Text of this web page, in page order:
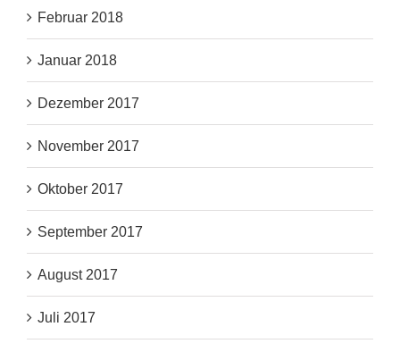
Februar 2018
Januar 2018
Dezember 2017
November 2017
Oktober 2017
September 2017
August 2017
Juli 2017